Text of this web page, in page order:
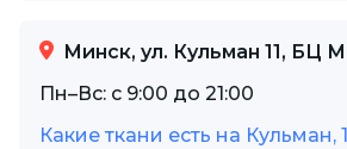
Минск, ул. Кульман 11, БЦ
Пн–Вс: с 9:00 до 21:00
Какие ткани есть на Кульман,